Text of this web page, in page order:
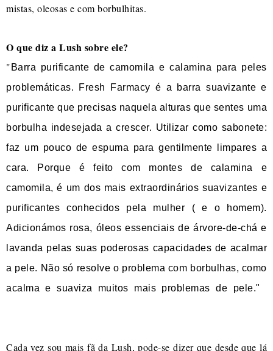
mistas, oleosas e com borbulhitas.
O que diz a Lush sobre ele?
" Barra purificante de camomila e calamina para peles
problemáticas. Fresh Farmacy é a barra suavizante e
purificante que precisas naquela alturas que sentes uma
borbulha indesejada a crescer. Utilizar como sabonete:
faz um pouco de espuma para gentilmente limpares a
cara. Porque é feito com montes de calamina e
camomila, é um dos mais extraordinários suavizantes e
purificantes conhecidos pela mulher ( e o homem).
Adicionámos rosa, óleos essenciais de árvore-de-chá e
lavanda pelas suas poderosas capacidades de acalmar
a pele. Não só resolve o problema com borbulhas, como
acalma e suaviza muitos mais problemas de pele."
Cada vez sou mais fã da Lush, pode-se dizer que desde que lá